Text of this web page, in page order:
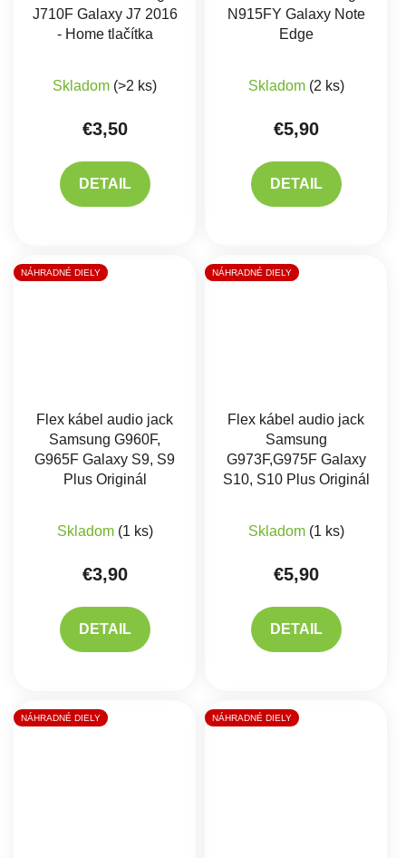
J710F Galaxy J7 2016
- Home tlačítka
Skladom (>2 ks)
€3,50
DETAIL
N915FY Galaxy Note
Edge
Skladom (2 ks)
€5,90
DETAIL
NÁHRADNÉ DIELY
Flex kábel audio jack
Samsung G960F,
G965F Galaxy S9, S9
Plus Originál
Skladom (1 ks)
€3,90
DETAIL
NÁHRADNÉ DIELY
Flex kábel audio jack
Samsung
G973F,G975F Galaxy
S10, S10 Plus Originál
Skladom (1 ks)
€5,90
DETAIL
NÁHRADNÉ DIELY NÁHRADNÉ DIELY